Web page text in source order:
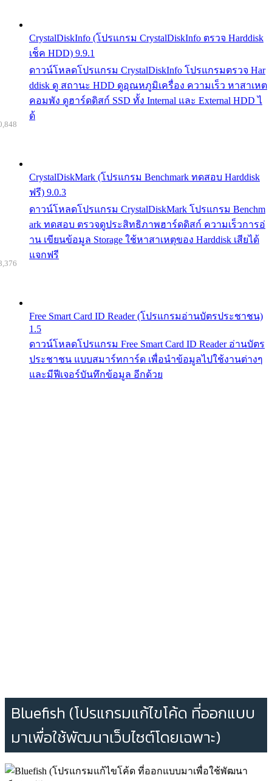
CrystalDiskInfo (โปรแกรม CrystalDiskInfo ตรวจ Harddisk
เช็ค HDD) 9.9.1
ดาวน์โหลดโปรแกรม CrystalDiskInfo โปรแกรมตรวจ Har
ddisk ดู สถานะ HDD ดูอุณหภูมิเครื่อง ความเร็ว หาสาเหต
คอมพัง ดูฮาร์ดดิสก์ SSD ทั้ง Internal และ External HDD ไ
ด้
CrystalDiskMark (โปรแกรม Benchmark ทดสอบ Harddisk
ฟรี) 9.0.3
ดาวน์โหลดโปรแกรม CrystalDiskMark โปรแกรม Benchm
ark ทดสอบ ตรวจดูประสิทธิภาพฮาร์ดดิสก์ ความเร็วการอ่
าน เขียนข้อมูล Storage ใช้หาสาเหตุของ Harddisk เสียได้
แจกฟรี
Free Smart Card ID Reader (โปรแกรมอ่านบัตรประชาชน)
1.5
ดาวน์โหลดโปรแกรม Free Smart Card ID Reader อ่านบัตร
ประชาชน แบบสมาร์ทการ์ด เพื่อนำข้อมูลไปใช้งานต่างๆ
และมีฟีเจอร์บันทึกข้อมูล อีกด้วย
Bluefish (โปรแกรมแก้ไขโค้ด ที่ออกแบบ
มาเพื่อใช้พัฒนาเว็บไซต์โดยเฉพาะ)